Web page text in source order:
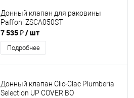
Донный клапан для раковины
Paffoni ZSCA050ST
7 535 ₽/ шт
Подробнее
Донный клапан Clic-Clac Plumberia
Selection UP COVER BO